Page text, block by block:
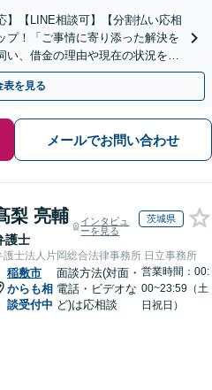
】【LINE相談可】【分割払い応相
プ！「ご事情に寄り添った解決を
い、借金の理由や現在の状況を丁
ご相談ください。
表を見る
メールでお問い合わせ
梨 亮輔
護士
インタビュ
ーを見る
茨城県
護士法人片岡総合法律事務所 日立事務所
稲敷市
からも相
談受付中
面談方法(対面・
電話・ビデオな
ど)は応相談
営業時間：00:
00~23:59（土
日祝日）